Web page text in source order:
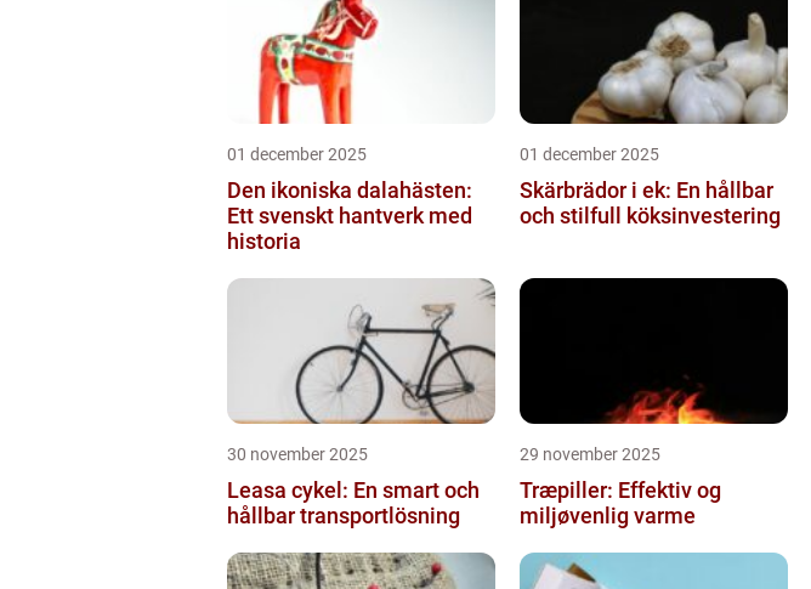
01 december 2025
Den ikoniska dalahästen:
Ett svenskt hantverk med
historia
01 december 2025
Skärbrädor i ek: En hållbar
och stilfull köksinvestering
30 november 2025
Leasa cykel: En smart och
hållbar transportlösning
29 november 2025
Træpiller: Effektiv og
miljøvenlig varme